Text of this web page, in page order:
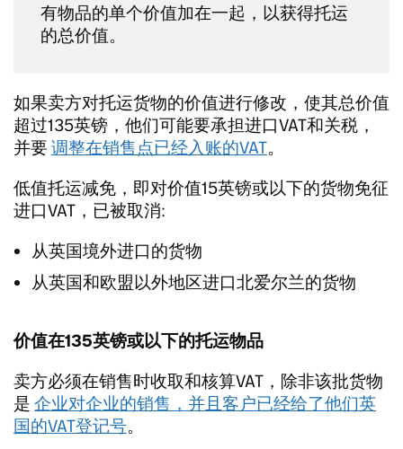
有物品的单个价值加在一起，以获得托运
的总价值。
如果卖方对托运货物的价值进行修改，使其总价值
超过135英镑，他们可能要承担进口VAT和关税，
并要调整在销售点已经入账的VAT。
低值托运减免，即对价值15英镑或以下的货物免征
进口VAT，已被取消:
从英国境外进口的货物
从英国和欧盟以外地区进口北爱尔兰的货物
价值在135英镑或以下的托运物品
卖方必须在销售时收取和核算VAT，除非该批货物
是 企业对企业的销售，并且客户已经给了他们英
国的VAT登记号。